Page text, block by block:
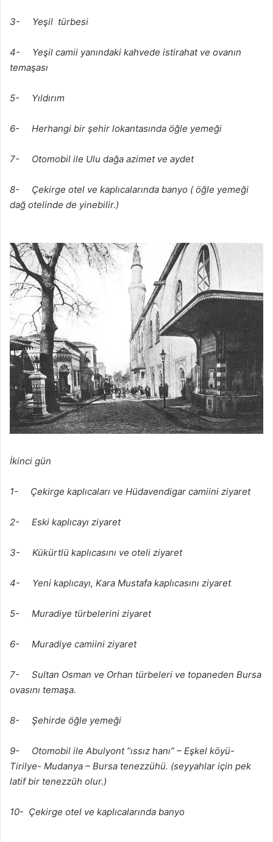
3- Yeşil türbesi
4- Yeşil camii yanındaki kahvede istirahat ve ovanın
temaşası
5- Yıldırım
6- Herhangi bir şehir lokantasında öğle yemeği
7- Otomobil ile Ulu dağa azimet ve aydet
8- Çekirge otel ve kaplıcalarında banyo ( öğle yemeği
dağ otelinde de yinebilir.)
İkinci gün
1- Çekirge kaplıcaları ve Hüdavendigar camiini ziyaret
2- Eski kaplıcayı ziyaret
3- Kükürtlü kaplıcasını ve oteli ziyaret
4- Yeni kaplıcayı, Kara Mustafa kaplıcasını ziyaret
5- Muradiye türbelerini ziyaret
6- Muradiye camiini ziyaret
7- Sultan Osman ve Orhan türbeleri ve topaneden Bursa
ovasını temaşa.
8- Şehirde öğle yemeği
9- Otomobil ile Abulyont “ıssız hanı” – Eşkel köyü-
Tirilye- Mudanya – Bursa tenezzühü. (seyyahlar için pek
latif bir tenezzüh olur.)
10- Çekirge otel ve kaplıcalarında banyo